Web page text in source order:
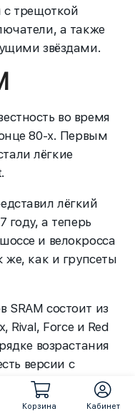
Корзина Кабинет
с трещоткой
а также
звёздами.
во время
80-х. Первым
лёгкие
лёгкий
году, а теперь
и велокросса
как и групсеты
SRAM состоит из
Rival, Force и Red
возрастания
версии с
тормозами.
Force и Red – также